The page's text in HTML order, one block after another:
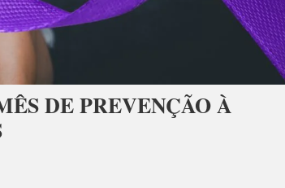
DE PREVENÇÃO À